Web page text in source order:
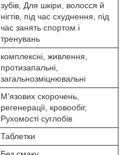
зубів, Для шкіри, волосся й
нігтів, під час схуднення, під
час занять спортом і
тренувань
комплексні, живлення,
протизапальні,
загальнозміцнювальні
М'язових скорочень,
регенерації, кровообіг,
Рухомості суглобів
Таблетки